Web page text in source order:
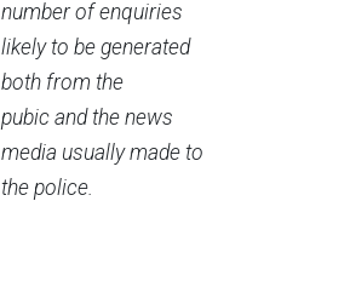
number of enquiries
likely to be generated
both from the
pubic and the news
media usually made to
the police.